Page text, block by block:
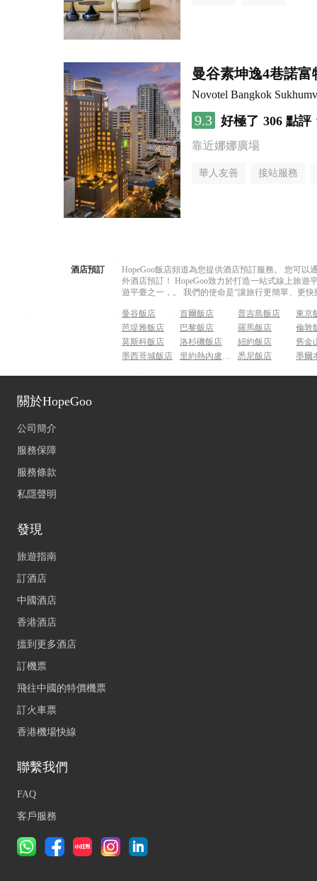
曼谷素坤逸4巷諾富
Novotel Bangkok
9.3 好極了 306 點評
靠近娜娜廣場
華人友善 接站服務
酒店預訂
HopeGoo飯店頻道為您提供酒店預訂服務。 您可
外酒店預訂！ HopeGoo致力於打造一站式線上旅
遊平臺之一，。 我們的使命是“讓旅行更簡單、更
曼谷飯店 首爾飯店 普吉島飯店
東京
芭堤雅飯店
巴黎飯店 羅馬飯店
倫敦
莫斯科飯店
洛杉磯飯店 紐約飯店
舊金
墨西哥城飯店
里約熱內盧飯店 悉尼飯店 墨爾
關於HopeGoo
公司簡介
服務保障
服務條款
私隱聲明
發現
旅遊指南
訂酒店
中國酒店
香港酒店
搵到更多酒店
訂機票
飛往中國的特價機票
訂火車票
香港機場快線
聯繫我們
FAQ
客戶服務